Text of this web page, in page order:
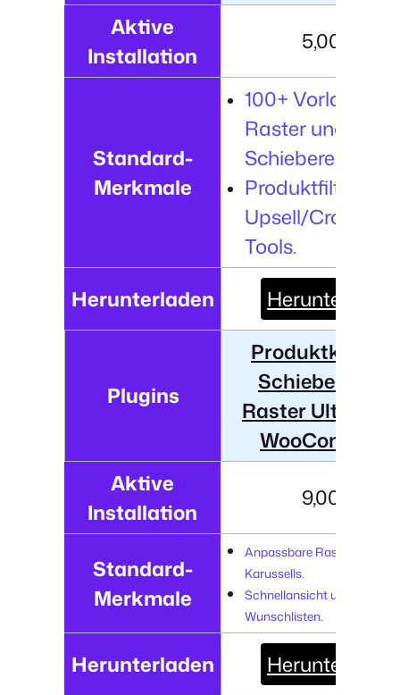
Aktive
Installation
5,000+
Standard-
Merkmale
100+ Vorlagen
Raster und
Schieberegler.
Produktfilter und
Upsell/Cross-
Tools.
Herunterladen
Herunterladen
Plugins
Schieberegler
Raster Ultimate
Aktive
Installation
9,000+
Standard-
Merkmale
Anpassbare Raster und
Karussells.
Schnellansicht und
Wunschlisten.
Herunterladen Herunterladen